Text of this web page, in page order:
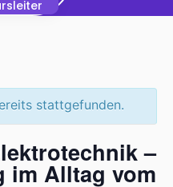
stattgefunden.
–
im Alltag vom